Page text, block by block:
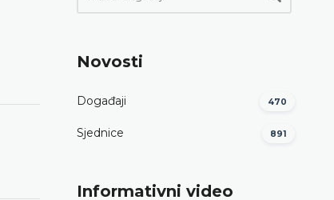
Novosti
Događaji 470
Sjednice 891
Informativni video